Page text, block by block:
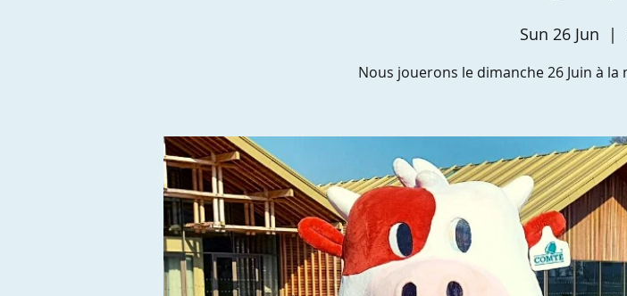
Sun 26 Jun
  |
Nous jouerons le dimanche 26 Juin à